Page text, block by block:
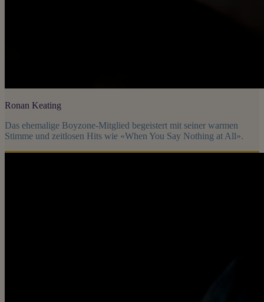
Ronan Keating
Das ehemalige Boyzone-Mitglied begeistert mit seiner warmen
Stimme und zeitlosen Hits wie «When You Say Nothing at All».